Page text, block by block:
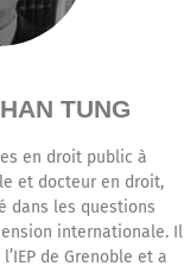
TUNG
en droit public à
et docteur en droit,
dans les questions
internationale. Il
de Grenoble et a